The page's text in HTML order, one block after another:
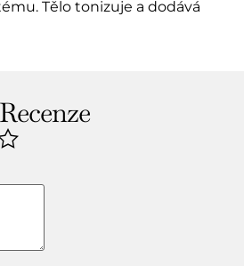
Tělo tonizuje a dodává
Recenze